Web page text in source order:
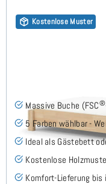
Kostenlose Muster
Massive Buche (FSC®
5 Farben wählbar -
Ideal als Gästebett
Kostenlose
Komfort-Lieferung